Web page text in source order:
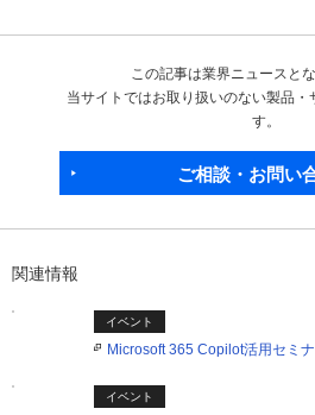
この記事は業界ニュースと
当サイトではお取り扱いのない製品・
す。
ご相談・お問い
関連情報
イベント
Microsoft 365 Copilot活用セミ
イベント